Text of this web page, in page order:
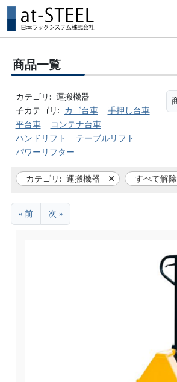
商品一覧
カテゴリ: 運搬機器
子カテゴリ: カゴ台車
手押し台車
平台車
コンテナ台車
ハンドリフト
テーブルリフト
パワーリフター
カテゴリ: 運搬機器 すべて解除
« 前 次 »